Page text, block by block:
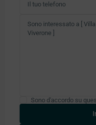
Sono d'accordo su